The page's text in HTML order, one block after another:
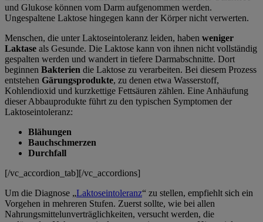
und Glukose können vom Darm aufgenommen werden.
Ungespaltene Laktose hingegen kann der Körper nicht verwerten.
Menschen, die unter Laktoseintoleranz leiden, haben weniger
Laktase als Gesunde. Die Laktose kann von ihnen nicht vollständig
gespalten werden und wandert in tiefere Darmabschnitte. Dort
beginnen Bakterien die Laktose zu verarbeiten. Bei diesem Prozess
entstehen Gärungsprodukte, zu denen etwa Wasserstoff,
Kohlendioxid und kurzkettige Fettsäuren zählen. Eine Anhäufung
dieser Abbauprodukte führt zu den typischen Symptomen der
Laktoseintoleranz:
Blähungen
Bauchschmerzen
Durchfall
[/vc_accordion_tab][/vc_accordions]
Um die Diagnose „Laktoseintoleranz“ zu stellen, empfiehlt sich ein
Vorgehen in mehreren Stufen. Zuerst sollte, wie bei allen
Nahrungsmittelunverträglichkeiten, versucht werden, die